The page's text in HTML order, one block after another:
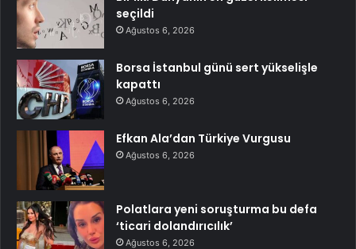
seçildi
Ağustos 6, 2026
Borsa İstanbul günü sert yükselişle
kapattı
Ağustos 6, 2026
Efkan Ala’dan Türkiye Vurgusu
Ağustos 6, 2026
Polatlara yeni soruşturma bu defa
‘ticari dolandırıcılık’
Ağustos 6, 2026